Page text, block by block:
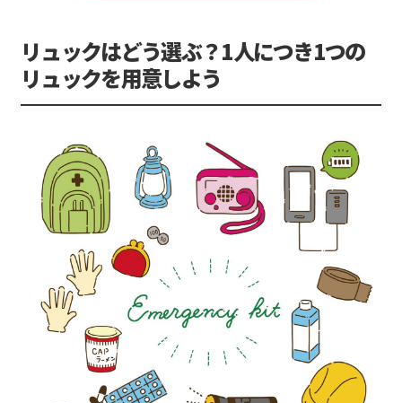
リュックはどう選ぶ？1人につき1つの
リュックを用意しよう